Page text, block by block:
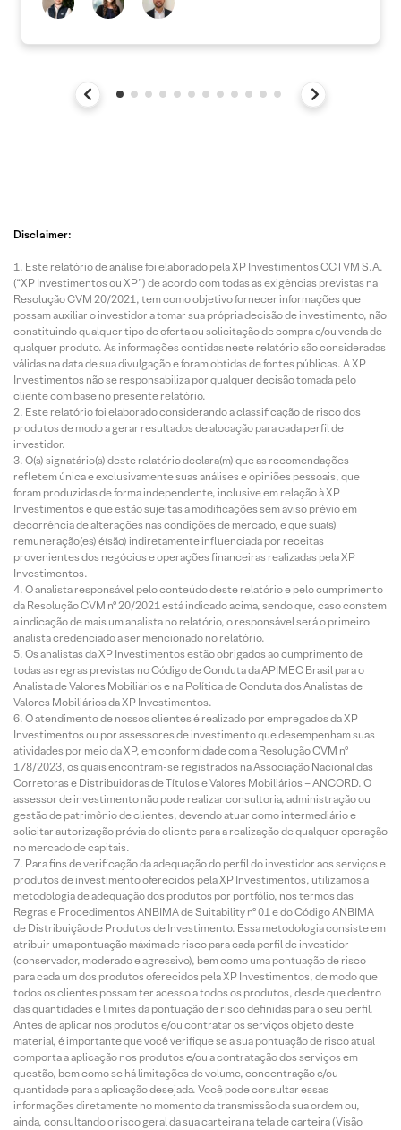
Disclaimer:
Este relatório de análise foi elaborado pela XP Investimentos CCTVM S.A.
(“XP Investimentos ou XP”) de acordo com todas as exigências previstas na
Resolução CVM 20/2021, tem como objetivo fornecer informações que
possam auxiliar o investidor a tomar sua própria decisão de investimento, não
constituindo qualquer tipo de oferta ou solicitação de compra e/ou venda de
qualquer produto. As informações contidas neste relatório são consideradas
válidas na data de sua divulgação e foram obtidas de fontes públicas. A XP
Investimentos não se responsabiliza por qualquer decisão tomada pelo
cliente com base no presente relatório.
Este relatório foi elaborado considerando a classificação de risco dos
produtos de modo a gerar resultados de alocação para cada perfil de
investidor.
O(s) signatário(s) deste relatório declara(m) que as recomendações
refletem única e exclusivamente suas análises e opiniões pessoais, que
foram produzidas de forma independente, inclusive em relação à XP
Investimentos e que estão sujeitas a modificações sem aviso prévio em
decorrência de alterações nas condições de mercado, e que sua(s)
remuneração(es) é(são) indiretamente influenciada por receitas
provenientes dos negócios e operações financeiras realizadas pela XP
Investimentos.
O analista responsável pelo conteúdo deste relatório e pelo cumprimento
da Resolução CVM nº 20/2021 está indicado acima, sendo que, caso constem
a indicação de mais um analista no relatório, o responsável será o primeiro
analista credenciado a ser mencionado no relatório.
Os analistas da XP Investimentos estão obrigados ao cumprimento de
todas as regras previstas no Código de Conduta da APIMEC Brasil para o
Analista de Valores Mobiliários e na Política de Conduta dos Analistas de
Valores Mobiliários da XP Investimentos.
O atendimento de nossos clientes é realizado por empregados da XP
Investimentos ou por assessores de investimento que desempenham suas
atividades por meio da XP, em conformidade com a Resolução CVM nº
178/2023, os quais encontram-se registrados na Associação Nacional das
Corretoras e Distribuidoras de Títulos e Valores Mobiliários – ANCORD. O
assessor de investimento não pode realizar consultoria, administração ou
gestão de patrimônio de clientes, devendo atuar como intermediário e
solicitar autorização prévia do cliente para a realização de qualquer operação
no mercado de capitais.
Para fins de verificação da adequação do perfil do investidor aos serviços e
produtos de investimento oferecidos pela XP Investimentos, utilizamos a
metodologia de adequação dos produtos por portfólio, nos termos das
Regras e Procedimentos ANBIMA de Suitability nº 01 e do Código ANBIMA
de Distribuição de Produtos de Investimento. Essa metodologia consiste em
atribuir uma pontuação máxima de risco para cada perfil de investidor
(conservador, moderado e agressivo), bem como uma pontuação de risco
para cada um dos produtos oferecidos pela XP Investimentos, de modo que
todos os clientes possam ter acesso a todos os produtos, desde que dentro
das quantidades e limites da pontuação de risco definidas para o seu perfil.
Antes de aplicar nos produtos e/ou contratar os serviços objeto deste
material, é importante que você verifique se a sua pontuação de risco atual
comporta a aplicação nos produtos e/ou a contratação dos serviços em
questão, bem como se há limitações de volume, concentração e/ou
quantidade para a aplicação desejada. Você pode consultar essas
informações diretamente no momento da transmissão da sua ordem ou,
ainda, consultando o risco geral da sua carteira na tela de carteira (Visão